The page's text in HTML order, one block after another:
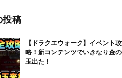
投稿
【ドラクエウォーク】イベント攻
略！新コンテンツでいきなり金の
玉出た！